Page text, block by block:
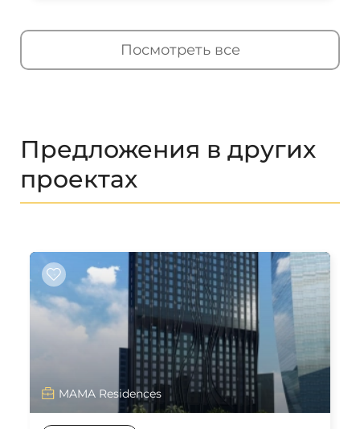
Посмотреть все
Предложения в других
проектах
MAMA Residences